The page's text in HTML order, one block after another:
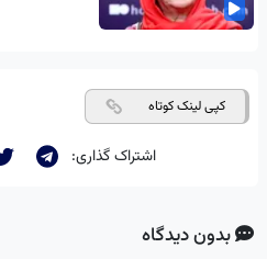
کپی لینک کوتاه
اشتراک گذاری:
بدون دیدگاه